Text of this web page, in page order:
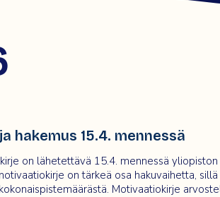
hakemus 15.4. mennessä
on lähetettävä 15.4. mennessä yliopiston
on tärkeä osa hakuvaihetta,
Motivaatiokirje